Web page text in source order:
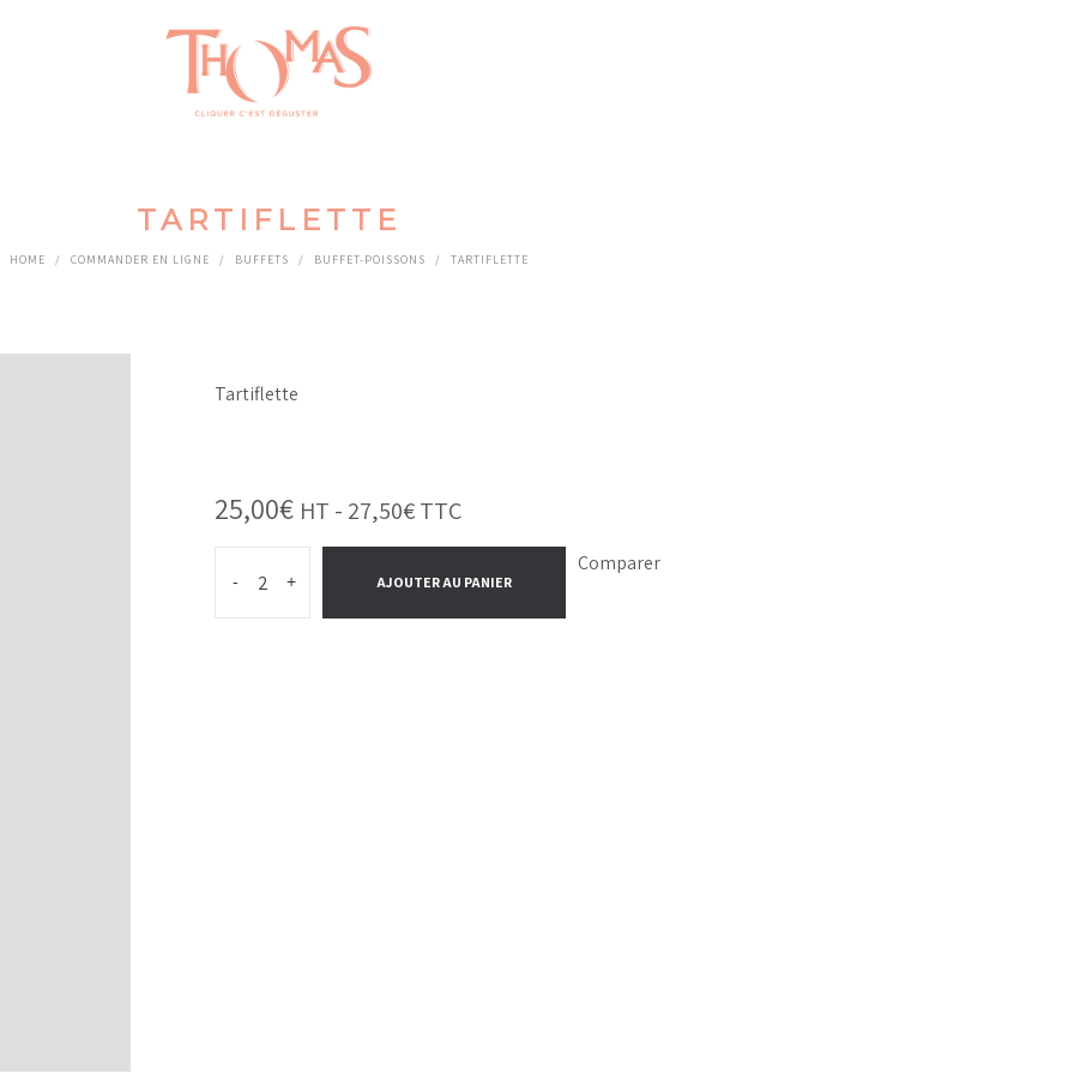
TARTIFLETTE
HOME / COMMANDER EN LIGNE / BUFFETS / BUFFET-POISSONS / TARTIFLETTE
Tartiflette
25,00€ HT - 27,50€TTC
- + AJOUTER AU PANIER
Comparer